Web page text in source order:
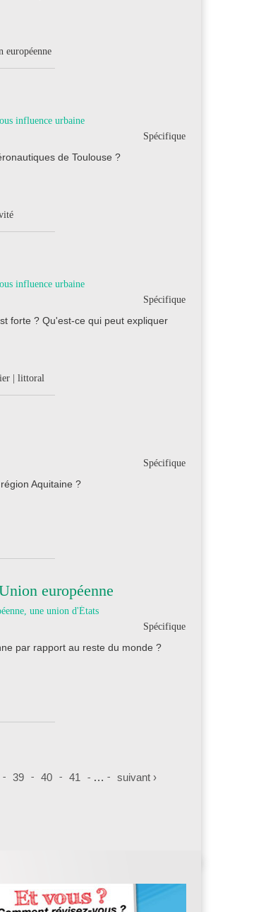
européenne
influence urbaine
Spécifique
de Toulouse ?
influence urbaine
Spécifique
forte ? Qu'est-ce qui peut expliquer
| littoral
Spécifique
Aquitaine ?
européenne
une union d'États
Spécifique
par rapport au reste du monde ?
39 40 41 …
suivant ›